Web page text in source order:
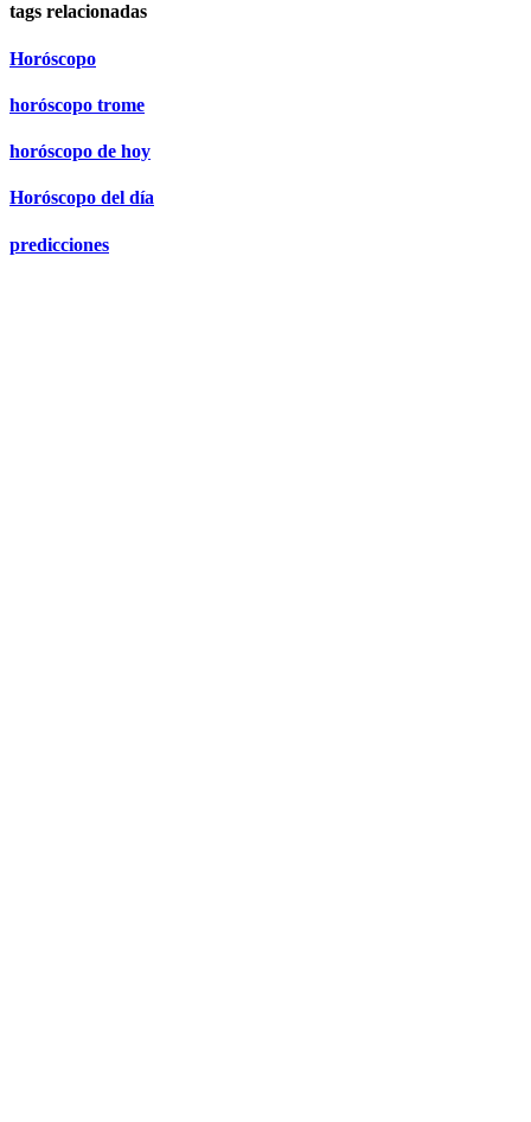
tags relacionadas
Horóscopo
horóscopo trome
horóscopo de hoy
Horóscopo del día
predicciones